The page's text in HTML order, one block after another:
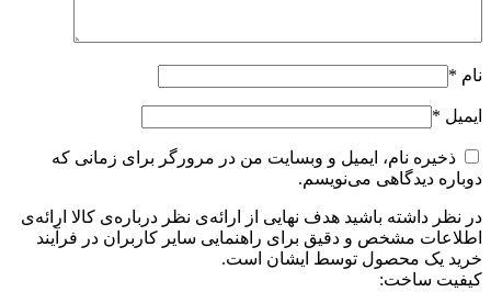
نام *
ایمیل *
ذخیره نام، ایمیل و وبسایت من در مرورگر برای زمانی که
دوباره دیدگاهی می‌نویسم.
در نظر داشته باشید هدف نهایی از ارائه‌ی نظر درباره‌ی کالا ارائه‌ی
اطلاعات مشخص و دقیق برای راهنمایی سایر کاربران در فرآیند
خرید یک محصول توسط ایشان است.
کیفیت ساخت: